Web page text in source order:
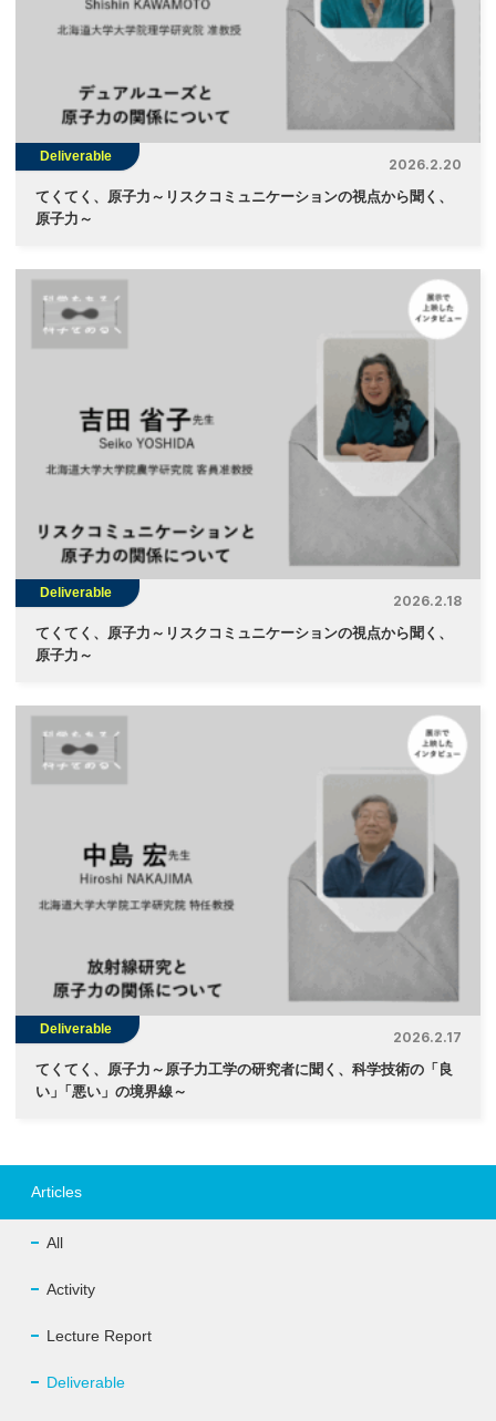
Deliverable
2026.2.20
てくてく、原子力～リスクコミュニケーションの視点から聞く、
原子力～
Deliverable
2026.2.18
てくてく、原子力～リスクコミュニケーションの視点から聞く、
原子力～
Deliverable
2026.2.17
てくてく、原子力～原子力工学の研究者に聞く、科学技術の「良
い」 「悪い」の境界線～
Articles
All
Activity
Lecture Report
Deliverable